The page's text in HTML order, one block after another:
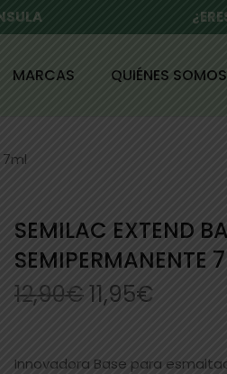
MARCAS QUIÉNES
7ml
SEMILAC EXTEND
SEMIPERMANENTE
12,90€11,95€
Innovadora Base para